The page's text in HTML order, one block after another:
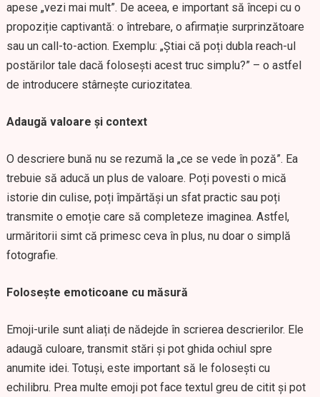
apese „vezi mai mult”. De aceea, e important să începi cu o
propoziție captivantă: o întrebare, o afirmație surprinzătoare
sau un call-to-action. Exemplu: „Știai că poți dubla reach-ul
postărilor tale dacă folosești acest truc simplu?” – o astfel
de introducere stârnește curiozitatea.
Adaugă valoare și context
O descriere bună nu se rezumă la „ce se vede în poză”. Ea
trebuie să aducă un plus de valoare. Poți povesti o mică
istorie din culise, poți împărtăși un sfat practic sau poți
transmite o emoție care să completeze imaginea. Astfel,
urmăritorii simt că primesc ceva în plus, nu doar o simplă
fotografie.
Folosește emoticoane cu măsură
Emoji-urile sunt aliați de nădejde în scrierea descrierilor. Ele
adaugă culoare, transmit stări și pot ghida ochiul spre
anumite idei. Totuși, este important să le folosești cu
echilibru. Prea multe emoji pot face textul greu de citit și pot